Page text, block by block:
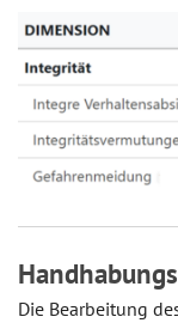
Die Bearbeitung